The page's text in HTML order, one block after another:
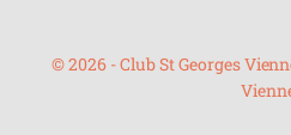
© 2026 - Club St Georges